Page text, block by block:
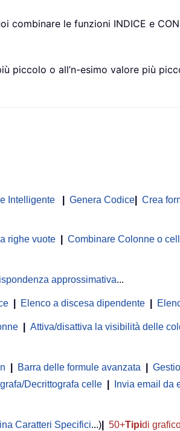
le funzioni INDICE e
piccolo o all’n-esimo valore più
Intelligente Genera Codice Crea
righe vuote Combinare Colonne o
approssimativa...
Elenco a discesa dipendente
Attiva/disattiva la visibilità delle
Barra delle formule avanzata
Decrittografa celle Invia email da
Caratteri Specifici...) 50+Tipidi